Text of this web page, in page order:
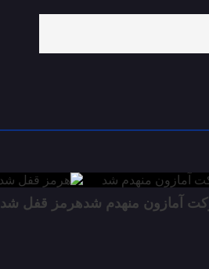
آمازون منهدم شدهرمز قفل شد